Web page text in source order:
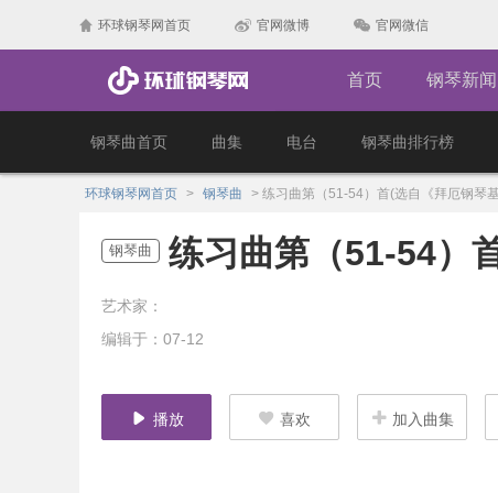
环球钢琴网首页 官网微博 官网微信
首页 钢琴新闻
钢琴曲首页 曲集 电台 钢琴曲排行榜
环球钢琴网首页 > 钢琴曲 > 练习曲第（51-54）首(选自《拜厄钢琴
钢琴曲 练习曲第（51-54）
艺术家：
编辑于：07-12
播放 喜欢 加入曲集